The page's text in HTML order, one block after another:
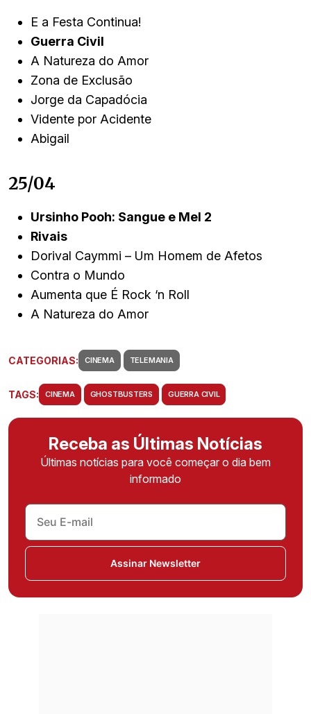
E a Festa Continua!
Guerra Civil
A Natureza do Amor
Zona de Exclusão
Jorge da Capadócia
Vidente por Acidente
Abigail
25/04
Ursinho Pooh: Sangue e Mel 2
Rivais
Dorival Caymmi – Um Homem de Afetos
Contra o Mundo
Aumenta que É Rock ‘n Roll
A Natureza do Amor
CATEGORIAS: CINEMA TELEMANIA
TAGS: CINEMA GHOSTBUSTERS GUERRA CIVIL
Receba as Últimas Notícias
Últimas notícias para você começar o dia bem
informado
Assinar Newsletter